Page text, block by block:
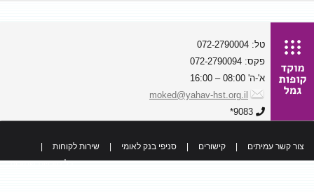
טל: 072-2790004
פקס: 072-2790094
א'-ה' 08:00 – 16:00
moked@yahav-hst.org.il
9083*
צור קשר עמיתים קישורים סניפי בנק לאומי שירות לקוחות
כל הזכויות שמורות